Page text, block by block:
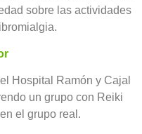
sobre las actividades
Hospital Ramón y Cajal
un grupo con Reiki
el grupo real.